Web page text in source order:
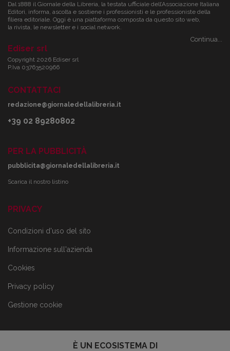
Dal 1888 il Giornale della Libreria, la testata ufficiale dell’Associazione Italiana
Editori, informa, ascolta e sostiene i professionisti e le professioniste della
filiera editoriale. Oggi è una piattaforma composta da questo sito web,
la rivista, le newsletter e i social network.
Continua...
Ediser srl
Copyright 2026 Ediser srl
P.Iva 03763520966
CONTATTACI
redazione@giornaledellalibreria.it
+39 02 89280802
PER LA PUBBLICITÀ
pubblicita@giornaledellalibreria.it
Scarica il nostro listino
PRIVACY
Condizioni d'uso del sito
Informazione sull'azienda
Cookies
Privacy policy
Gestione cookie
È UN ECOSISTEMA DI